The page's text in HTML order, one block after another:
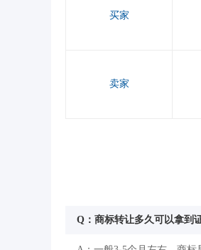
买家
卖家
Q：商标转让多久可以拿到